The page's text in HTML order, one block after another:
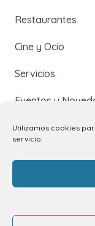
Utilizamos cookies
servicio.
Restaurantes
Cine y Ocio
Servicios
Eventos y
Contacto